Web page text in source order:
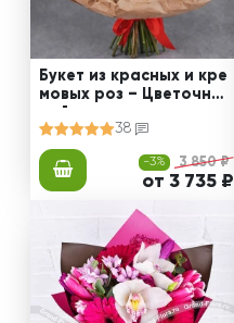
Букет из красных и кре
мовых роз – Цветочный
38
-3% 3 850 ₽
от 3 735 ₽